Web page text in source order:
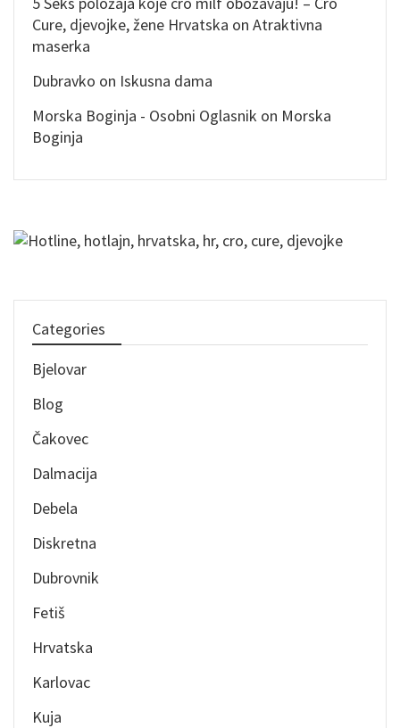
Cure, djevojke, žene Hrvatska on Atraktivna
maserka
Dubravko on Iskusna dama
Morska Boginja - Osobni Oglasnik on Morska
Boginja
Categories
Bjelovar
Blog
Čakovec
Dalmacija
Debela
Diskretna
Dubrovnik
Fetiš
Hrvatska
Karlovac
Kuja